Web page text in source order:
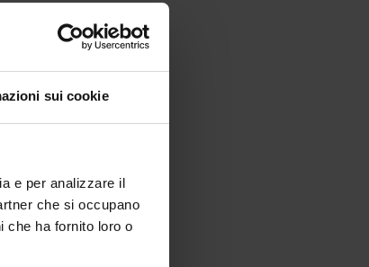
sui cookie
e per analizzare il
che si occupano
che ha fornito loro o